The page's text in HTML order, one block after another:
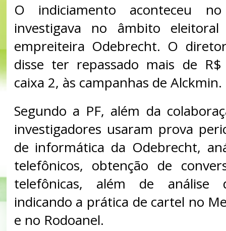
O indiciamento aconteceu
investigava no âmbito
empreiteira Odebrecht. O
disse ter repassado mais de
caixa 2, às campanhas de Alckmin.
Segundo a PF, além da
investigadores usaram prova
de informática da Odebrecht,
telefônicos, obtenção de
telefônicas, além de análise
indicando a prática de cartel no
e no Rodoanel.